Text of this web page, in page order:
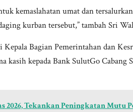
kemaslahatan umat dan
kurban tersebut,” tambah Sri
Bagian Pemerintahan dan
kasih kepada Bank SulutGo Cabang
Tekankan Peningkatan Mutu